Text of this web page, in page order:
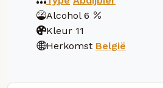
Alcohol 6
Kleur 11
Herkomst België